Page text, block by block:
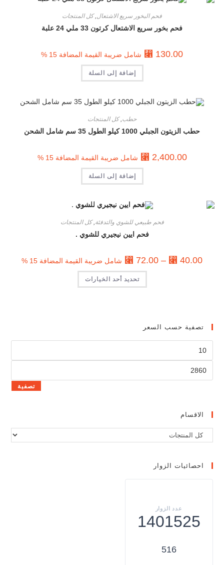
فحم البخور سريع الاشتعال,كل المنتجات
فحم بخور سريع الاشتعال كرتون 33 ملي 24 علبة
⃁ 130.00 شامل ضريبة القيمة المضافة 15 %
إضافة إلى السلة
حطب,كل المنتجات
حطب الزيتون الجبلي 1000 كيلو الطول 35 سم شامل الشحن
⃁ 2,400.00 شامل ضريبة القيمة المضافة 15 %
إضافة إلى السلة
فحم طبيعي للشوي والتدفئة ,كل المنتجات
فحم ايين نيجيري للشوي .
⃁ 40.00
–
⃁ 72.00 شامل ضريبة القيمة المضافة 15 %
تحديد أحد الخيارات
تصفية حسب السعر
تصفية
الاقسام
احصائيات الزوار
1401525
516